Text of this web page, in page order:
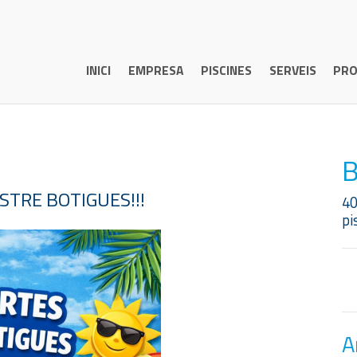
INICI EMPRESA PISCINES SERVEIS
BOTIGUES!!!